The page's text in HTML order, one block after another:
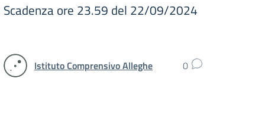
Scadenza ore 23.59 del 22/09/2024
Istituto Comprensivo Alleghe 0